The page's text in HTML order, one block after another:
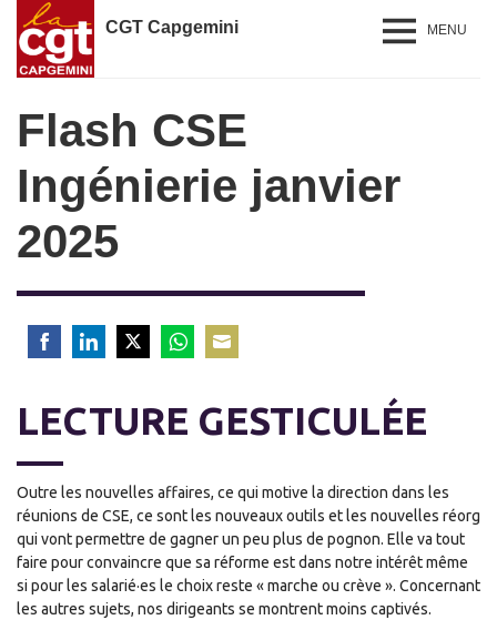
CGT Capgemini MENU
Flash CSE
Ingénierie janvier
2025
FacebookLinkedIn TwitterWhatsAppEmail
LECTURE GESTICULÉE
Outre les nouvelles affaires, ce qui motive la direction dans les
réunions de CSE, ce sont les nouveaux outils et les nouvelles réorg
qui vont permettre de gagner un peu plus de pognon. Elle va tout
faire pour convaincre que sa réforme est dans notre intérêt même
si pour les salarié·es le choix reste « marche ou crève ». Concernant
les autres sujets, nos dirigeants se montrent moins captivés.